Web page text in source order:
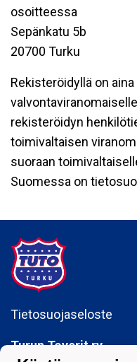
osoitteessa
Sepänkatu 5b
20700 Turku
Rekisteröidyllä on
rekisteröidyn
toimivaltaisen
suoraan
Suomessa on
Tietosuojaseloste
Turun Toverit ry